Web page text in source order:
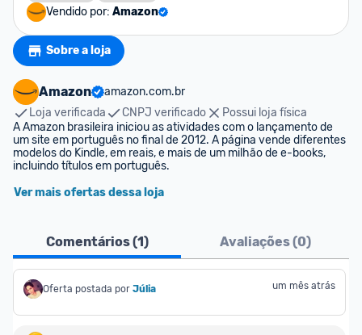
Vendido por: Amazon
Sobre a loja
Amazon
amazon.com.br
Loja verificada
CNPJ verificado
Possui loja física
A Amazon brasileira iniciou as atividades com o lançamento de
um site em português no final de 2012. A página vende diferentes
modelos do Kindle, em reais, e mais de um milhão de e-books,
incluindo títulos em português.
Ver mais ofertas dessa loja
Comentários (1) Avaliações (0)
Oferta postada por Júlia um mês atrás